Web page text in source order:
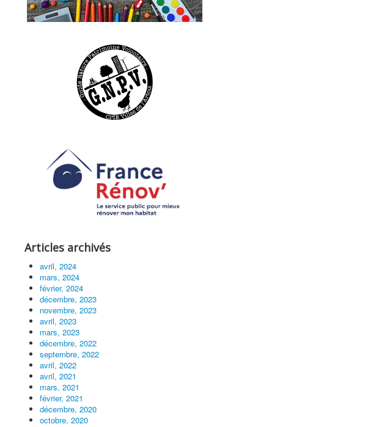
Articles archivés
avril, 2024
mars, 2024
février, 2024
décembre, 2023
novembre, 2023
avril, 2023
mars, 2023
décembre, 2022
septembre, 2022
avril, 2022
avril, 2021
mars, 2021
février, 2021
décembre, 2020
octobre, 2020